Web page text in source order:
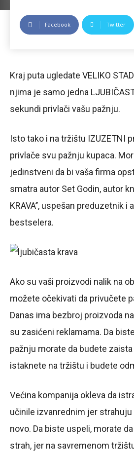
Facebook Twitter
Kraj puta ugledate VELIKO
njima je samo jedna
sekundi privlači vašu pažnju.
Isto tako i na tržištu IZUZETNI
privlače svu pažnju kupaca.
jedinstveni da bi vaša firma
smatra autor Set Godin, autor
KRAVA’’, uspešan preduzetnik
bestselera.
Ako su vaši proizvodi nalik na
možete očekivati da privučete
Danas ima bezbroj proizvoda
su zasićeni reklamama. Da
pažnju morate da budete zaista
istaknete na tržištu i budete
Većina kompanija okleva da
učinile izvanrednim jer
novo. Da biste uspeli, morate
strah, jer na savremenom